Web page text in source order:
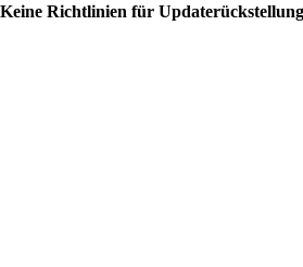
Richtlinien für